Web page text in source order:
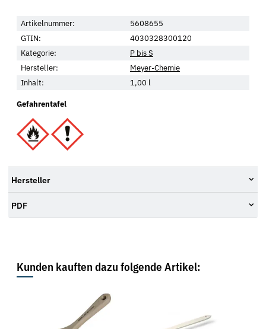
Artikelnummer:
5608655
GTIN:
4030328300120
Kategorie:
P bis S
Hersteller:
Meyer-Chemie
Inhalt:
1,00 l
Gefahrentafel
Hersteller
PDF
Kunden kauften dazu folgende Artikel: